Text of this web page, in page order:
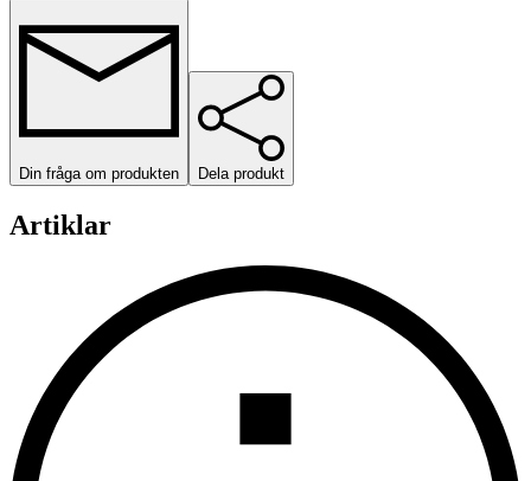
Din fråga om produkten Dela produkt
Artiklar